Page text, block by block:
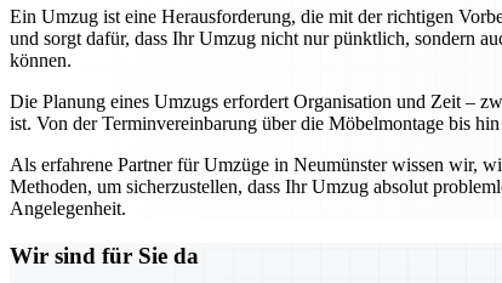
Ein Umzug ist eine Herausforderung, die mit der richtigen
und sorgt dafür, dass Ihr Umzug nicht nur pünktlich, sondern
können.
Die Planung eines Umzugs erfordert Organisation und Zeit –
ist. Von der Terminvereinbarung über die Möbelmontage bis
Als erfahrene Partner für Umzüge in Neumünster wissen wir,
Methoden, um sicherzustellen, dass Ihr Umzug absolut
Angelegenheit.
Wir sind für Sie da